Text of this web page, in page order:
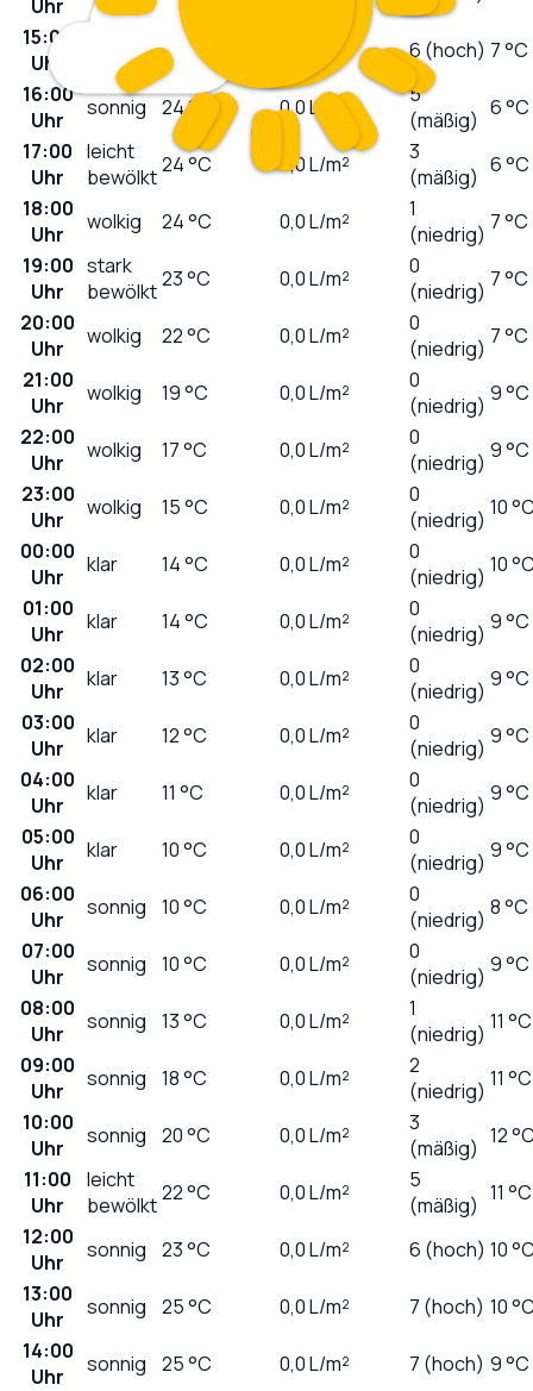
Uhr
15:00
Uhr
sonnig 24 °C L/m² 6 (hoch) 7 °C
16:00
Uhr
sonnig 24°C 0,0L/m²
5
(mäßig) 6 °C
17:00
Uhr
leicht
bewölkt24°C 0,0L/m²
3
(mäßig) 6 °C
18:00
Uhr
wolkig 24°C 0,0L/m²
1
(niedrig) 7 °C
19:00
Uhr
stark
bewölkt23°C 0,0L/m²
0
(niedrig) 7 °C
20:00
Uhr
wolkig 22°C 0,0L/m²
0
(niedrig) 7 °C
21:00
Uhr
wolkig 19°C 0,0L/m²
0
(niedrig) 9 °C
22:00
Uhr
wolkig 17°C 0,0L/m²
0
(niedrig) 9 °C
23:00
Uhr
wolkig 15°C 0,0L/m²
0
(niedrig) 10
00:00
Uhr
klar 14°C 0,0L/m²
0
(niedrig) 10
01:00
Uhr
klar 14°C 0,0L/m²
0
(niedrig) 9 °C
02:00
Uhr
klar 13°C 0,0L/m²
0
(niedrig) 9 °C
03:00
Uhr
klar 12°C 0,0L/m²
0
(niedrig) 9 °C
04:00
Uhr
klar 11 °C 0,0L/m²
0
(niedrig) 9 °C
05:00
Uhr
klar 10°C 0,0L/m²
0
(niedrig) 9 °C
06:00
Uhr
sonnig 10°C 0,0L/m²
0
(niedrig) 8 °C
07:00
Uhr
sonnig 10°C 0,0L/m²
0
(niedrig) 9 °C
08:00
Uhr
sonnig 13°C 0,0L/m²
1
(niedrig) 11 °C
09:00
Uhr
sonnig 18°C 0,0L/m²
2
(niedrig) 11 °C
10:00
Uhr
sonnig 20°C 0,0L/m²
3
(mäßig) 12
11:00
Uhr
leicht
bewölkt22°C 0,0L/m²
5
(mäßig) 11 °C
12:00
Uhr
sonnig 23°C 0,0L/m² 6 (hoch) 10
13:00
Uhr
sonnig 25°C 0,0L/m² 7 (hoch) 10
14:00
Uhr
sonnig 25°C 0,0L/m² 7 (hoch) 9 °C